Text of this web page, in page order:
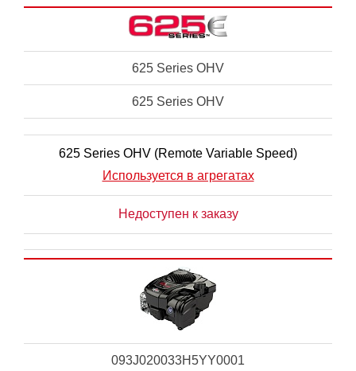
625 Series OHV
625 Series OHV
625 Series OHV (Remote Variable Speed)
Используется в агрегатах
Недоступен к заказу
093J020033H5YY0001